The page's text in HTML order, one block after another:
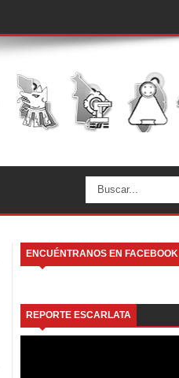
ENCUÉNTRANOS EN FACEBOOK
REPORTE ESCARLATA